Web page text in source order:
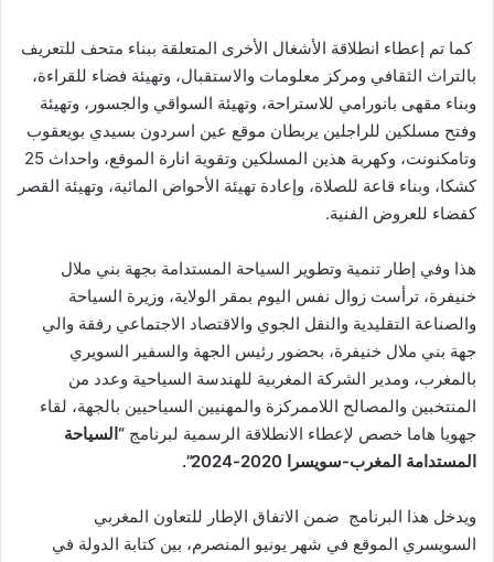
كما تم إعطاء انطلاقة الأشغال الأخرى المتعلقة ببناء متحف للتعريف
بالتراث الثقافي ومركز معلومات والاستقبال، وتهيئة فضاء للقراءة،
وبناء مقهى بانورامي للاستراحة، وتهيئة السواقي والجسور، وتهيئة
وفتح مسلكين للراجلين يربطان موقع عين اسردون بسيدي بويعقوب
وتامكنونت، وكهربة هذين المسلكين وتقوية انارة الموقع، واحداث 25
كشكا، وبناء قاعة للصلاة، وإعادة تهيئة الأحواض المائية، وتهيئة القصر
كفضاء للعروض الفنية.
هذا وفي إطار تنمية وتطوير السياحة المستدامة بجهة بني ملال
خنيفرة، ترأست زوال نفس اليوم بمقر الولاية، وزيرة السياحة
والصناعة التقليدية والنقل الجوي والاقتصاد الاجتماعي رفقة والي
جهة بني ملال خنيفرة، بحضور رئيس الجهة والسفير السويري
بالمغرب، ومدير الشركة المغربية للهندسة السياحية وعدد من
المنتخبين والمصالح اللاممركزة والمهنيين السياحيين بالجهة، لقاء
جهويا هاما خصص لإعطاء الانطلاقة الرسمية لبرنامج “السياحة
المستدامة المغرب-سويسرا 2020-2024”.
ويدخل هذا البرنامج ضمن الاتفاق الإطار للتعاون المغربي
السويسري الموقع في شهر يونيو المنصرم، بين كتابة الدولة في